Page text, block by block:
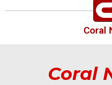
Coral
Coral